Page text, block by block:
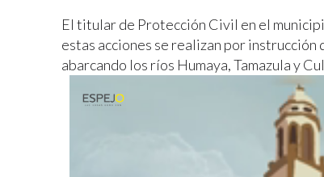
El titular de Protección Civil en el
estas acciones se realizan por instrucción
abarcando los ríos Humaya, Tamazula y